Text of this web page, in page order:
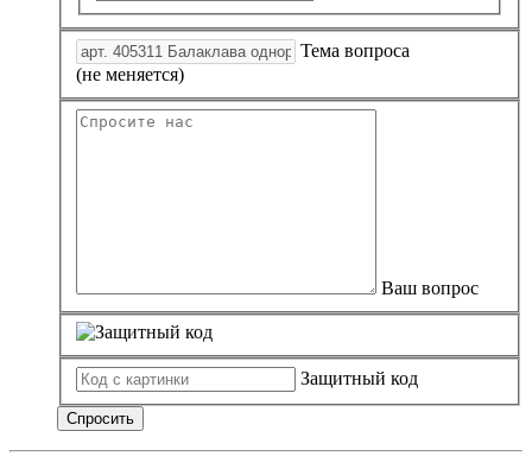
Замки прочие
Ящики для инструментов
Пленки солнцезащитные для окон
Все товары раздела
Тема вопроса
(не меняется)
Ваш вопрос
Защитный код
Спросить